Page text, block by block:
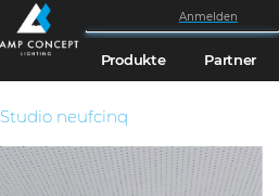
Anmelden
Produkte Partner
Studio neufcinq